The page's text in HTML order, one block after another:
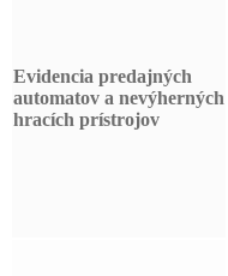
Evidencia predajných
automatov a nevýherných
hracích prístrojov